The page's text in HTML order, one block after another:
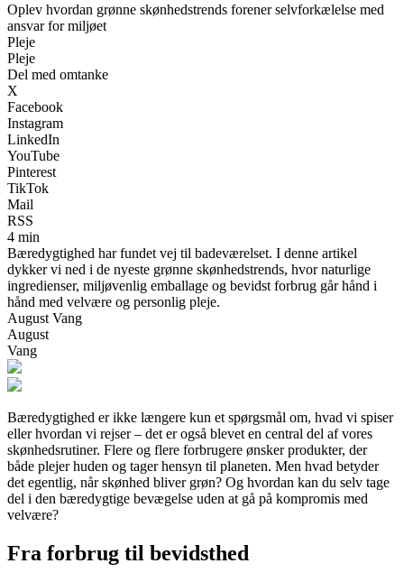
Oplev hvordan grønne skønhedstrends forener selvforkælelse med
ansvar for miljøet
Pleje
Pleje
Del med omtanke
X
Facebook
Instagram
LinkedIn
YouTube
Pinterest
TikTok
Mail
RSS
4 min
Bæredygtighed har fundet vej til badeværelset. I denne artikel
dykker vi ned i de nyeste grønne skønhedstrends, hvor naturlige
ingredienser, miljøvenlig emballage og bevidst forbrug går hånd i
hånd med velvære og personlig pleje.
August Vang
August
Vang
Bæredygtighed er ikke længere kun et spørgsmål om, hvad vi spiser
eller hvordan vi rejser – det er også blevet en central del af vores
skønhedsrutiner. Flere og flere forbrugere ønsker produkter, der
både plejer huden og tager hensyn til planeten. Men hvad betyder
det egentlig, når skønhed bliver grøn? Og hvordan kan du selv tage
del i den bæredygtige bevægelse uden at gå på kompromis med
velvære?
Fra forbrug til bevidsthed